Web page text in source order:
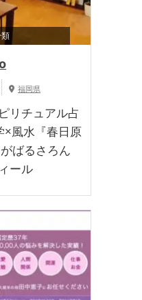
福岡県
リチュアル占
×風水『春日原
ばるさろん
ール